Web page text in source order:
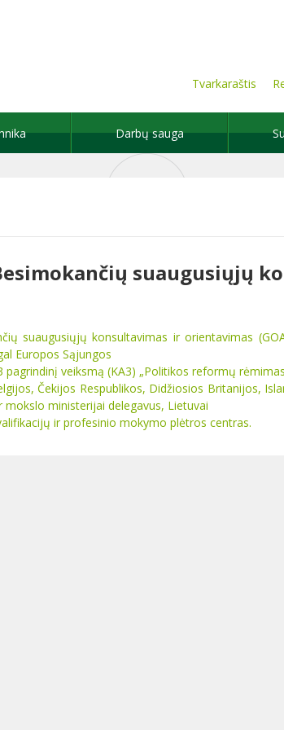
Tvarkaraštis
Darbų sauga
suaugusiųjų
suaugusiųjų konsultavimas ir orientavimas
Europos Sąjungos
pagrindinį veiksmą (KA3) „Politikos reformų
Čekijos Respublikos, Didžiosios Britanijos,
mokslo ministerijai delegavus, Lietuvai
ir profesinio mokymo plėtros centras.